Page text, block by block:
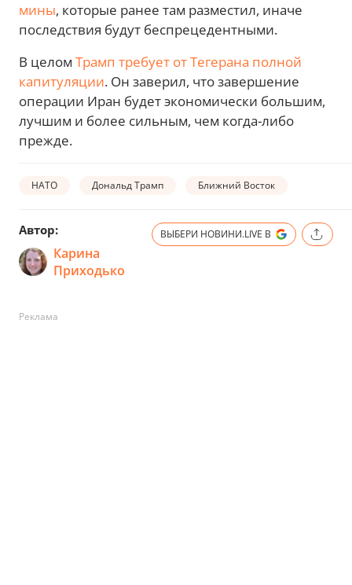
мины, которые ранее там разместил, иначе
последствия будут беспрецедентными.
В целом Трамп требует от Тегерана полной
капитуляции. Он заверил, что завершение
операции Иран будет экономически большим,
лучшим и более сильным, чем когда-либо
прежде.
НАТО Дональд Трамп Ближний Восток
Автор:
Карина
Приходько
ВЫБЕРИ НОВИНИ.LIVE В
Реклама